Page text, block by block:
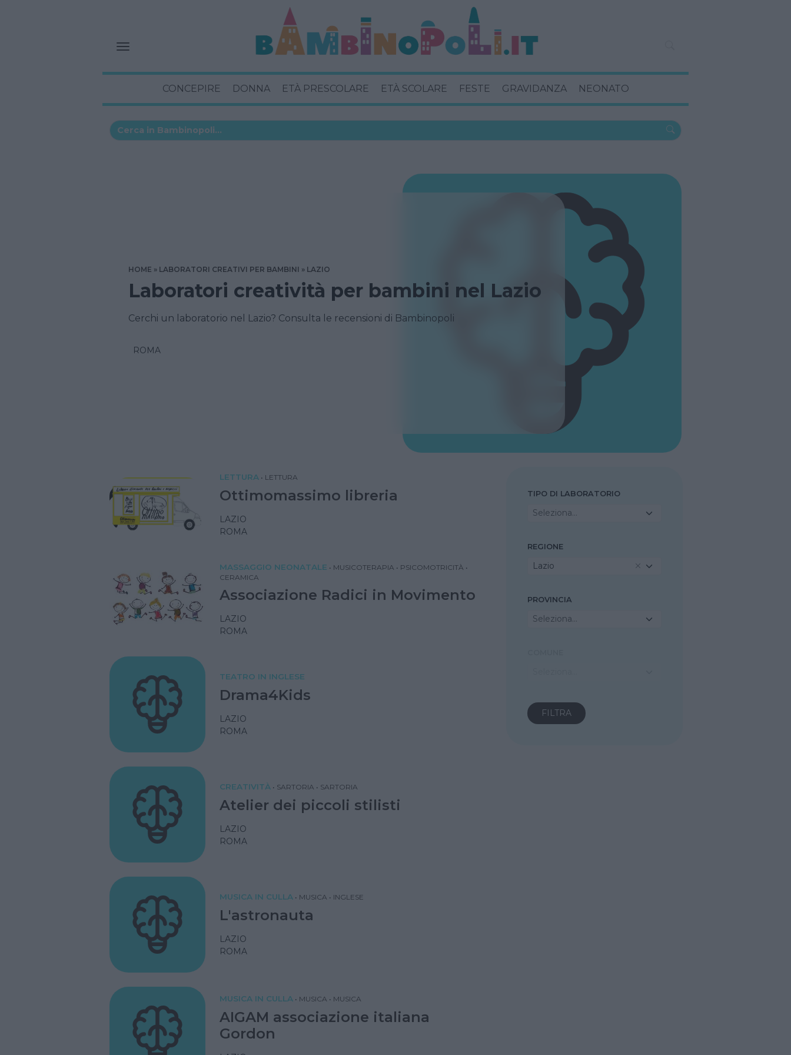
CONCEPIRE DONNA ETÀ PRESCOLARE ETÀ SCOLARE FESTE GRAVIDANZA NEONATO
HOME LABORATORI CREATIVI PER BAMBINI LAZIO
Laboratori creatività per bambini nel Lazio
Cerchi un laboratorio nel Lazio? Consulta le recensioni di Bambinopoli
ROMA
TIPO DI LABORATORIO
Seleziona...
REGIONE
Lazio
PROVINCIA
Seleziona...
LETTURA • LETTURA
Ottimomassimo libreria
LAZIO
ROMA
MASSAGGIO NEONATALE • MUSICOTERAPIA • PSICOMOTRICITÀ •
CERAMICA
Associazione Radici in Movimento
LAZIO
ROMA
TEATRO IN INGLESE
Drama4Kids
LAZIO
ROMA
CREATIVITÀ • SARTORIA • SARTORIA
Atelier dei piccoli stilisti
LAZIO
ROMA
MUSICA IN CULLA • MUSICA • INGLESE
L'astronauta
LAZIO
ROMA
MUSICA IN CULLA • MUSICA • MUSICA
AIGAM associazione italiana
Gordon